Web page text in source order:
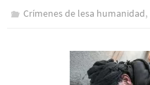
Crímenes de lesa humanidad,